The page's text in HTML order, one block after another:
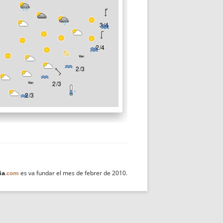
.com es va fundar el mes de febrer de 2010.